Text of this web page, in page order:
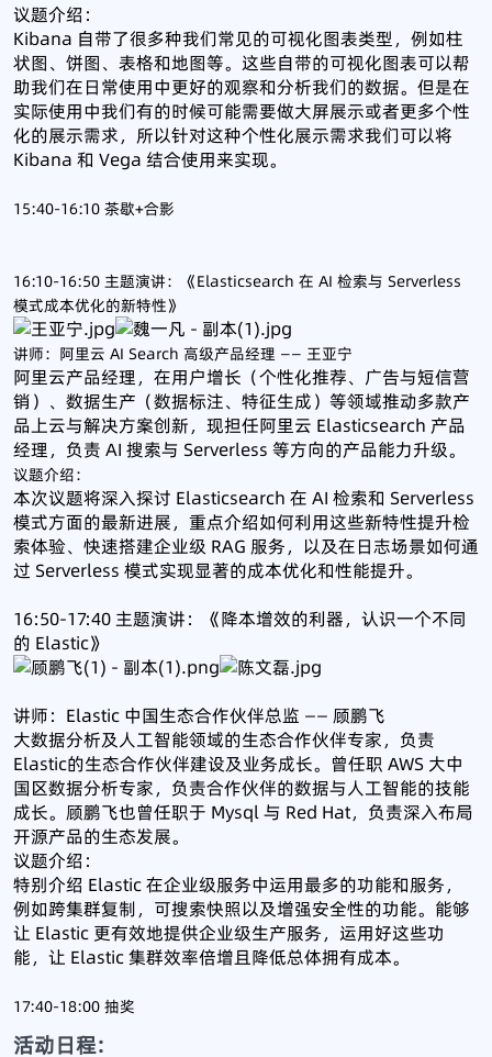
议题介绍：
Kibana 自带了很多种我们常见的可视化图表类型，例如柱
状图、饼图、表格和地图等。这些自带的可视化图表可以帮
助我们在日常使用中更好的观察和分析我们的数据。但是在
实际使用中我们有的时候可能需要做大屏展示或者更多个性
化的展示需求，所以针对这种个性化展示需求我们可以将
Kibana 和 Vega 结合使用来实现。
15:40-16:10 茶歇+合影
16:10-16:50 主题演讲：《Elasticsearch 在 AI 检索与 Serverless
模式成本优化的新特性》
讲师：阿里云 AI Search 高级产品经理 —— 王亚宁
阿里云产品经理，在用户增长（个性化推荐、广告与短信营
销）、数据生产（数据标注、特征生成）等领域推动多款产
品上云与解决方案创新，现担任阿里云 Elasticsearch 产品
经理，负责 AI 搜索与 Serverless 等方向的产品能力升级。
议题介绍：
本次议题将深入探讨 Elasticsearch 在 AI 检索和 Serverless
模式方面的最新进展，重点介绍如何利用这些新特性提升检
索体验、快速搭建企业级 RAG 服务，以及在日志场景如何通
过 Serverless 模式实现显著的成本优化和性能提升。
16:50-17:40 主题演讲：《降本增效的利器，认识一个不同
的 Elastic》
讲师：Elastic 中国生态合作伙伴总监 —— 顾鹏飞
大数据分析及人工智能领域的生态合作伙伴专家，负责
Elastic的生态合作伙伴建设及业务成长。曾任职 AWS 大中
国区数据分析专家，负责合作伙伴的数据与人工智能的技能
成长。顾鹏飞也曾任职于 Mysql 与 Red Hat，负责深入布局
开源产品的生态发展。
议题介绍：
特别介绍 Elastic 在企业级服务中运用最多的功能和服务，
例如跨集群复制，可搜索快照以及增强安全性的功能。能够
让 Elastic 更有效地提供企业级生产服务，运用好这些功
能，让 Elastic 集群效率倍增且降低总体拥有成本。
17:40-18:00 抽奖
活动日程: